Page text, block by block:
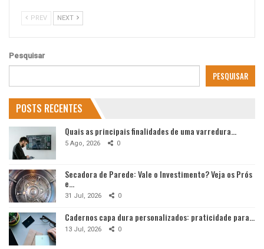
PREV NEXT
Pesquisar
PESQUISAR
POSTS RECENTES
Quais as principais finalidades de uma varredura…
5 Ago, 2026 0
Secadora de Parede: Vale o Investimento? Veja os Prós
e…
31 Jul, 2026 0
Cadernos capa dura personalizados: praticidade para…
13 Jul, 2026 0